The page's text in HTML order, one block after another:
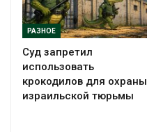
РАЗНОЕ
Суд запретил
использовать
крокодилов для охраны
израильской тюрьмы